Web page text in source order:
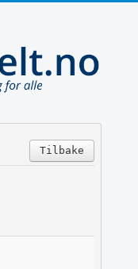
Tilbake